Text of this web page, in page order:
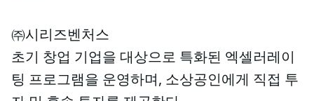
㈜시리즈벤처스
초기 창업 기업을 대상으로 특화된 엑셀러레이
팅 프로그램을 운영하며, 소상공인에게 직접 투